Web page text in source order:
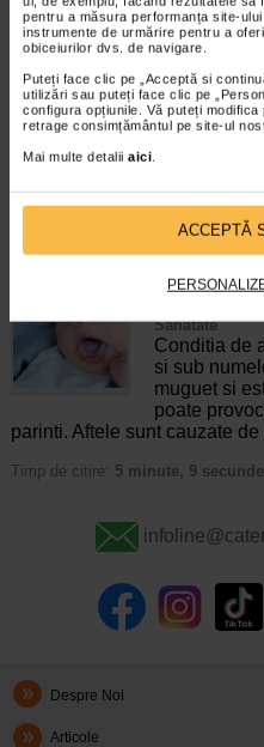
pentru a măsura performanța site-
instrumente de urmărire pentru a
obiceiurilor dvs. de navigare.
Puteți face clic pe „Acceptă si
utilizări sau puteți face clic pe
configura opțiunile. Vă puteți
retrage consimțământul pe site-ul
Mai multe detalii aici.
ACCEPTĂ
Timp de citire:6 minute, 12
Afte bucale la
Sanatate
Aparitia de
parintilor,
bucale
Afte la
Sanatate
Conditia de
si sub
muguet si
poate
parinti. Aftele sunt cauzate
Timp de citire: 5 minute, 9 secunde
Despre Noi
Articole